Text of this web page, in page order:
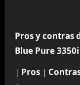
Pros y contras
Blue Pure
| Pros|